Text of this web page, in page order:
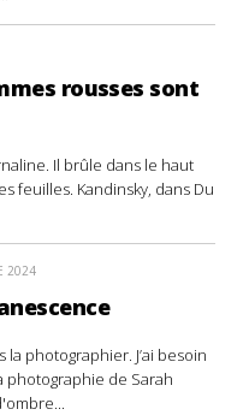
rousses sont
Il brûle dans le haut
feuilles. Kandinsky, dans Du
2024
la photographier. J’ai besoin
photographie de Sarah